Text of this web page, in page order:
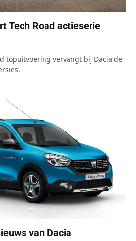
Tech Road actieserie
topuitvoering vervangt bij Dacia de
van Dacia